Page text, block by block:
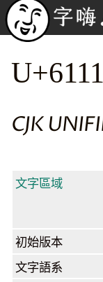
U+6111
CJK
文字區域
初始版本
文字語系